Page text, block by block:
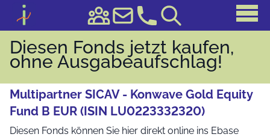
Diesen Fonds jetzt kaufen,
ohne Ausgabeaufschlag!
Multipartner SICAV - Konwave Gold Equity
Fund B EUR (ISIN LU0223332320)
Diesen Fonds können Sie hier direkt online ins Ebase